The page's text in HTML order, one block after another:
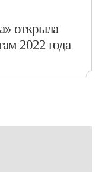
открыла
2022 года